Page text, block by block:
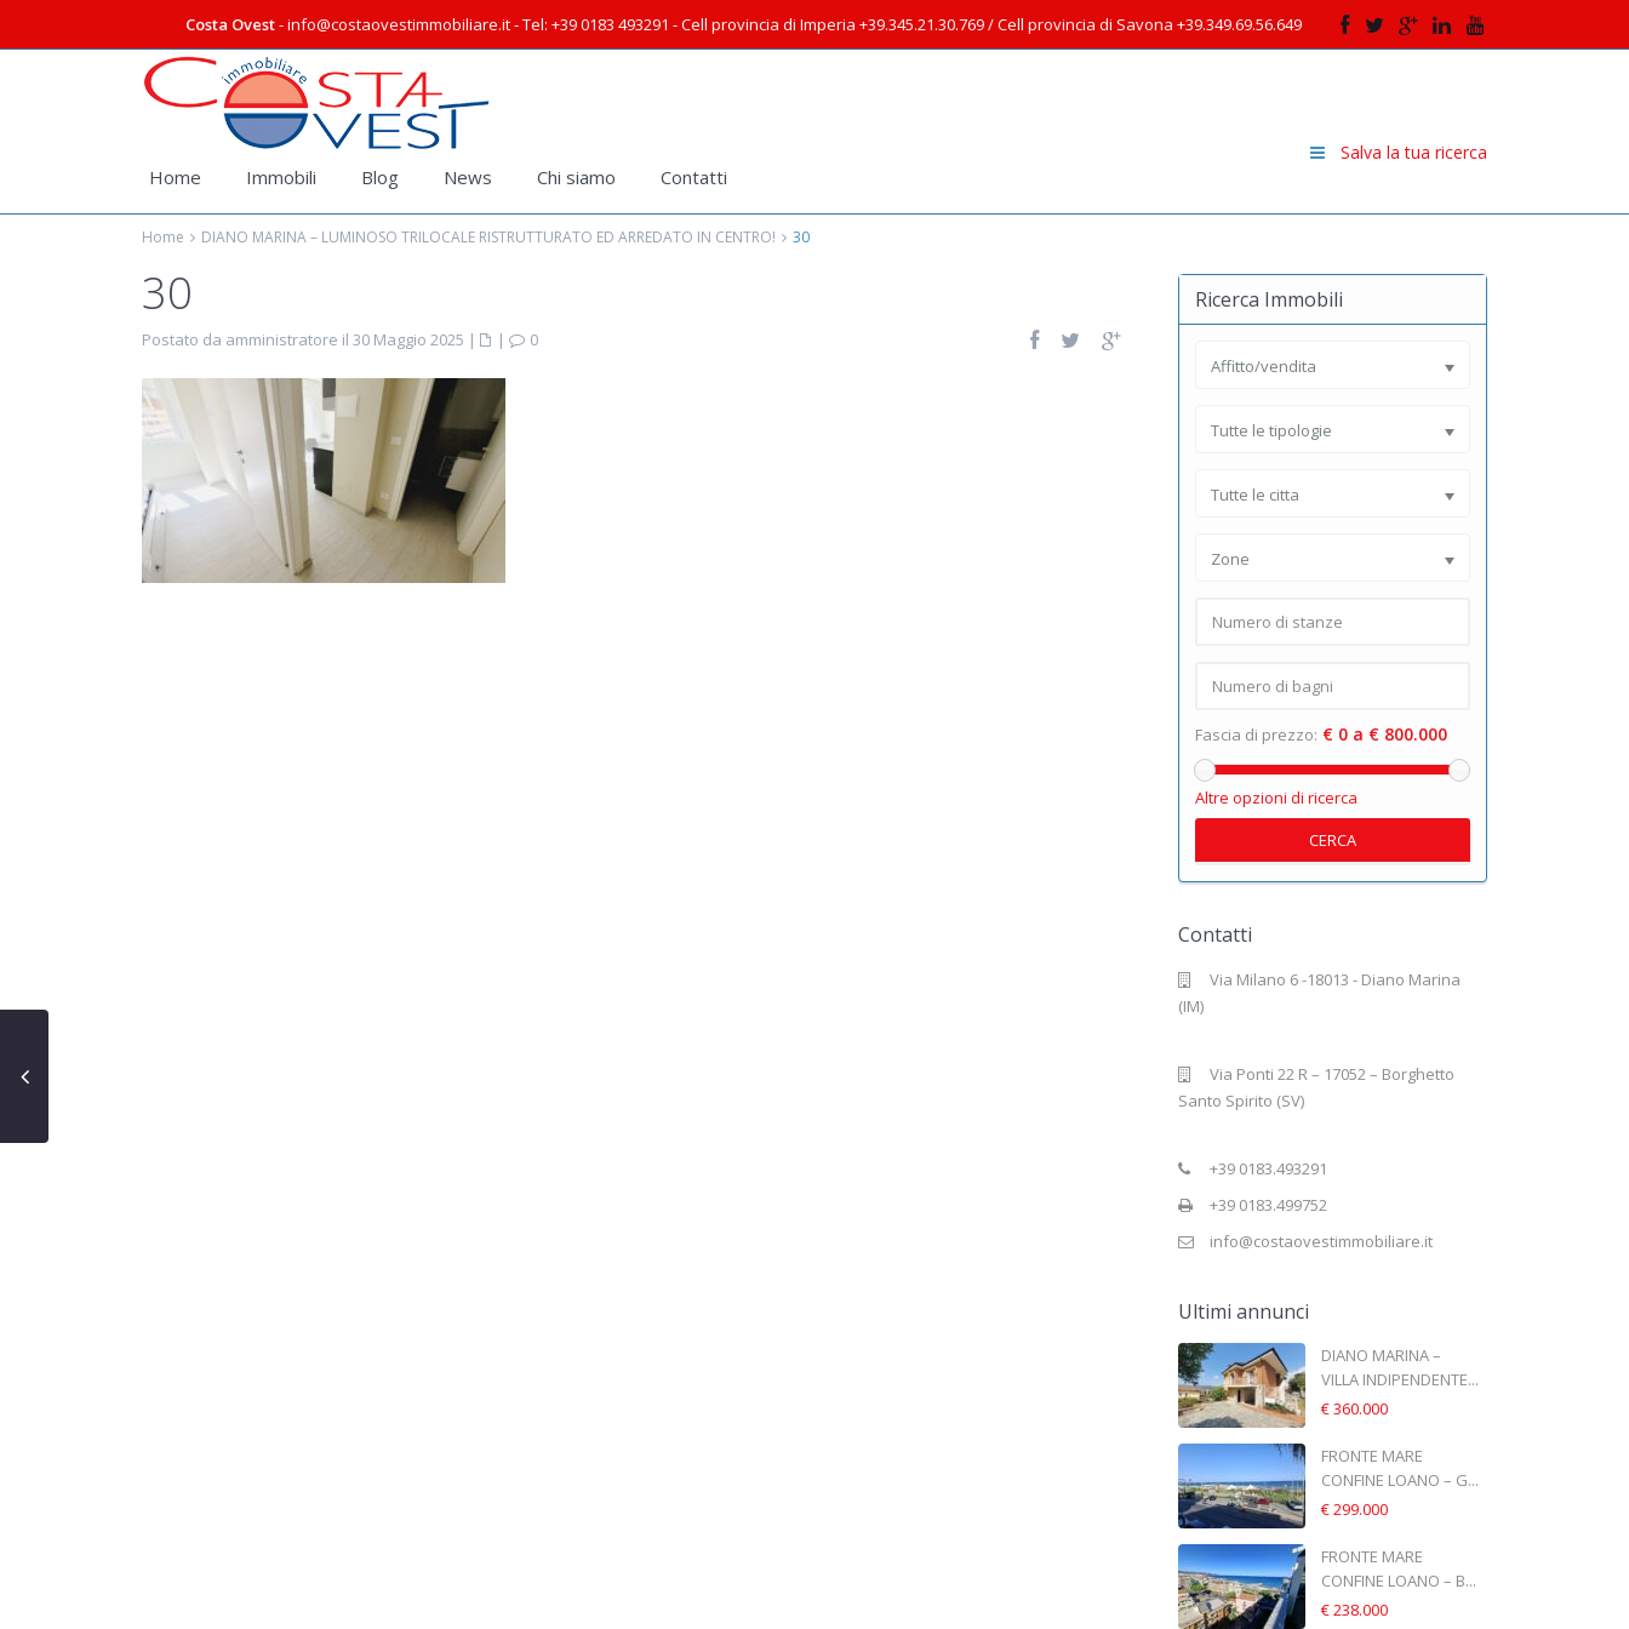
Costa Ovest- info@costaovestimmobiliare.it - Tel: +39 0183 493291 - Cell provincia di Imperia +39.345.21.30.769 / Cell provincia di Savona +39.349.69.56.649
Salva la tua ricerca
Home Immobili Blog News Chi siamo Contatti
Home DIANO MARINA – LUMINOSO TRILOCALE RISTRUTTURATO ED ARREDATO IN CENTRO! 30
30
Postato da amministratore il 30 Maggio 2025 | | 0
Ricerca Immobili
Affitto/vendita
Tutte le tipologie
Tutte le citta
Zone
Fascia di prezzo: € 0 a € 800.000
Altre opzioni di ricerca
CERCA
Contatti
Via Milano 6 -18013 - Diano Marina
(IM)
Via Ponti 22 R – 17052 – Borghetto
Santo Spirito (SV)
+39 0183.493291
+39 0183.499752
info@costaovestimmobiliare.it
Ultimi annunci
DIANO MARINA –
VILLA INDIPENDENTE...
€ 360.000
FRONTE MARE
CONFINE LOANO – G...
€ 299.000
FRONTE MARE
CONFINE LOANO – B...
€ 238.000